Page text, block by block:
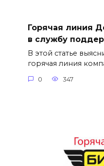
Горячая линия
в службу
В этой статье
горячая линия
0 347